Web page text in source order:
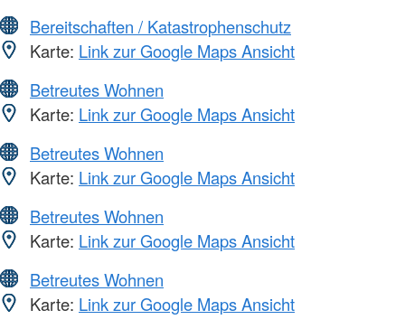
Bereitschaften / Katastrophenschutz
Karte: Link zur Google Maps Ansicht
Betreutes Wohnen
Karte: Link zur Google Maps Ansicht
Betreutes Wohnen
Karte: Link zur Google Maps Ansicht
Betreutes Wohnen
Karte: Link zur Google Maps Ansicht
Betreutes Wohnen
Karte: Link zur Google Maps Ansicht